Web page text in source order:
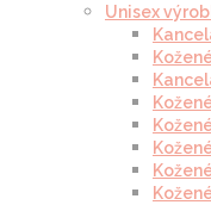
Unisex